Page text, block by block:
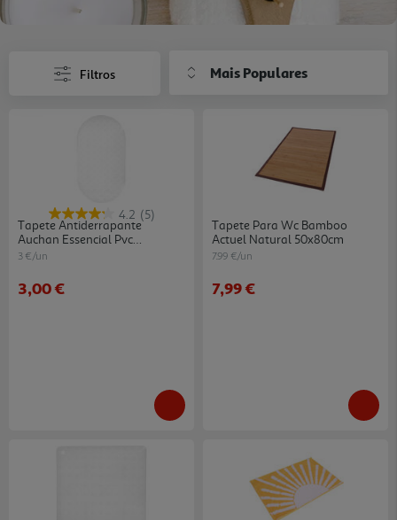
Filtros Mais Populares
4.2 (5)
Tapete Antiderrapante
Auchan Essencial Pvc
Transparente 69x39cm
3 €/un
3,00 €
Tapete Para Wc Bamboo
Actuel Natural 50x80cm
7.99 €/un
7,99 €